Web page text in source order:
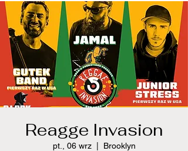
Reagge Invasion
pt., 06 wrz
  |
Brooklyn